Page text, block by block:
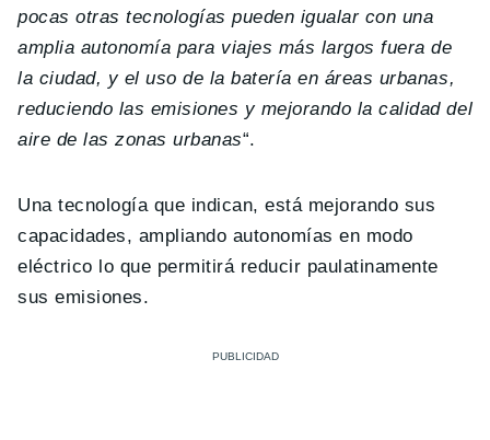
pocas otras tecnologías pueden igualar con una
amplia autonomía para viajes más largos fuera de
la ciudad, y el uso de la batería en áreas urbanas,
reduciendo las emisiones y mejorando la calidad del
aire de las zonas urbanas“.
Una tecnología que indican, está mejorando sus
capacidades, ampliando autonomías en modo
eléctrico lo que permitirá reducir paulatinamente
sus emisiones.